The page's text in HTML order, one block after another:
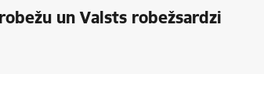
un Valsts robežsardzi